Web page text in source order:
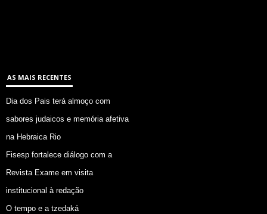
AS MAIS RECENTES
Dia dos Pais terá almoço com
sabores judaicos e memória afetiva
na Hebraica Rio
Fisesp fortalece diálogo com a
Revista Exame em visita
institucional à redação
O tempo e a tzedaká